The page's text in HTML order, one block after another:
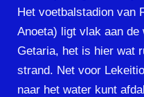
Het voetbalstadion van
Anoeta) ligt vlak aan de
Getaria, het is hier wat
strand. Net voor
naar het water kunt